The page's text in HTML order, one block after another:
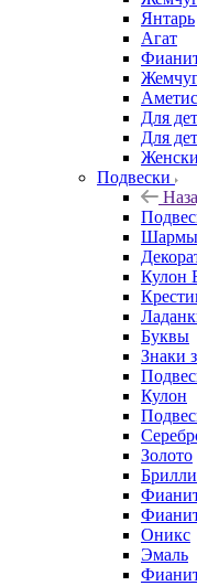
Янтарь
Агат
Аметис
Для
Для
Подвески
Шармы
Кулон
Буквы
Знаки
Кулон
Золото
Оникс
Эмаль